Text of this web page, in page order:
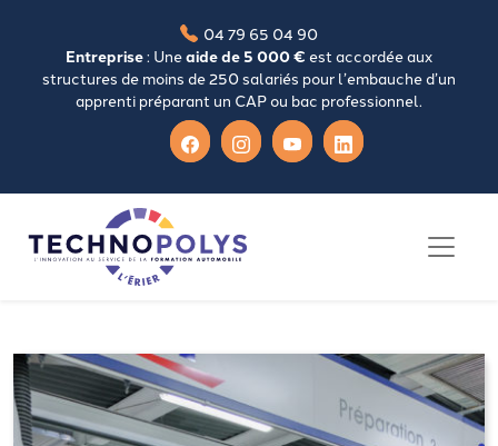
04 79 65 04 90
Entreprise: Uneaide de 5 000 € est accordée aux
structures de moins de 250 salariés pour l’embauche d’un
apprenti préparant un CAP ou bac professionnel.